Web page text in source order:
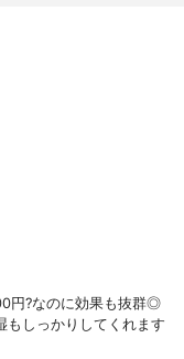
円?なのに効果も抜群◎
もしっかりしてくれます